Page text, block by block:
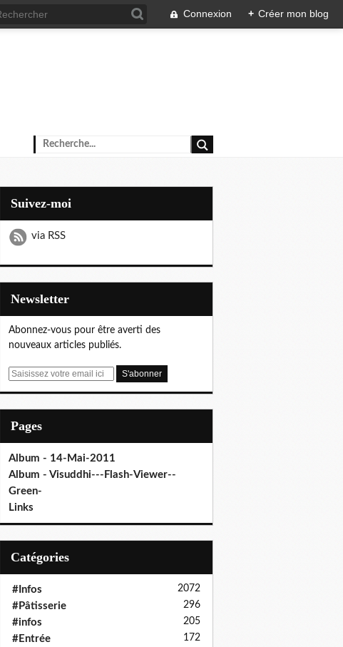
Connexion + Créer mon blog
Suivez-moi
via RSS
Newsletter
Abonnez-vous pour être averti des
nouveaux articles publiés.
E
Pages
Album - 14-Mai-2011
Album - Visuddhi---Flash-Viewer--
Green-
Links
Catégories
#Infos 2072
#Pâtisserie 296
#infos 205
#Entrée 172